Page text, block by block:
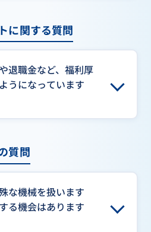
に関する質問
退職金など、福利厚
うになっています
質問
な機械を扱います
る機会はあります